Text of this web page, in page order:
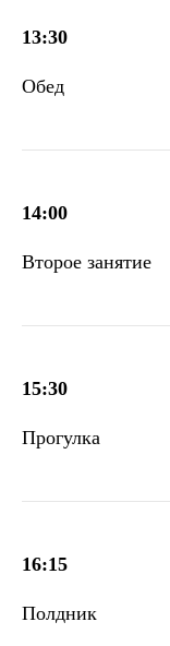
13:30
Обед
14:00
Второе занятие
15:30
Прогулка
16:15
Полдник